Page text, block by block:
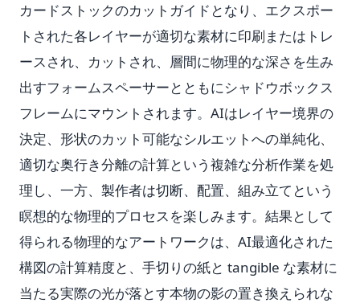
カードストックのカットガイドとなり、エクスポー
トされた各レイヤーが適切な素材に印刷またはトレ
ースされ、カットされ、層間に物理的な深さを生み
出すフォームスペーサーとともにシャドウボックス
フレームにマウントされます。AIはレイヤー境界の
決定、形状のカット可能なシルエットへの単純化、
適切な奥行き分離の計算という複雑な分析作業を処
理し、一方、製作者は切断、配置、組み立てという
瞑想的な物理的プロセスを楽しみます。結果として
得られる物理的なアートワークは、AI最適化された
構図の計算精度と、手切りの紙と tangible な素材に
当たる実際の光が落とす本物の影の置き換えられな